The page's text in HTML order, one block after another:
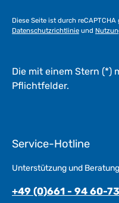
Diese Seite ist durch
Datenschutzrichtlinie und
Die mit einem Stern (*)
Pflichtfelder.
Service-Hotline
Unterstützung und
+49 (0)661 - 94 60-